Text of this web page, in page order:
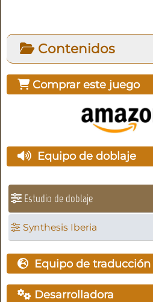
Contenidos
Comprar este juego
Equipo de doblaje
Estudio de doblaje
Synthesis Iberia
Equipo de traducción
Desarrolladora